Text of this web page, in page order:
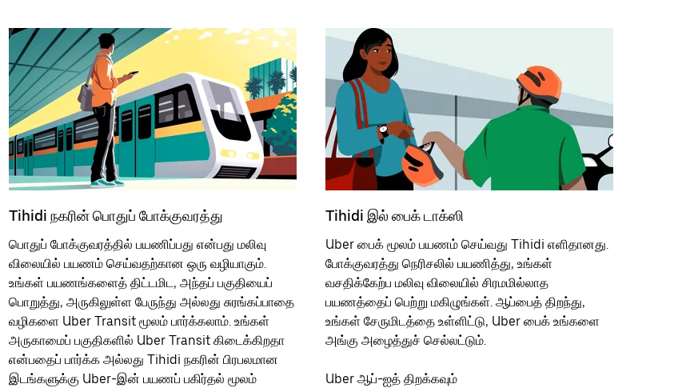
Tihidi நகரின் பொதுப் போக்குவரத்து
பொதுப் போக்குவரத்தில் பயணிப்பது என்பது மலிவு
விலையில் பயணம் செய்வதற்கான ஒரு வழியாகும்.
உங்கள் பயணங்களைத் திட்டமிட, அந்தப் பகுதியைப்
பொறுத்து, அருகிலுள்ள பேருந்து அல்லது சுரங்கப்பாதை
வழிகளை Uber Transit மூலம் பார்க்கலாம். உங்கள்
அருகாமைப் பகுதிகளில் Uber Transit கிடைக்கிறதா
என்பதைப் பார்க்க அல்லது Tihidi நகரின் பிரபலமான
இடங்களுக்கு Uber-இன் பயணப் பகிர்தல் மூலம்
Tihidi இல் பைக் டாக்ஸி
Uber பைக் மூலம் பயணம் செய்வது Tihidi எளிதானது.
போக்குவரத்து நெரிசலில் பயணித்து, உங்கள்
வசதிக்கேற்ப மலிவு விலையில் சிரமமில்லாத
பயணத்தைப் பெற்று மகிழுங்கள். ஆப்பைத் திறந்து,
உங்கள் சேருமிடத்தை உள்ளிட்டு, Uber பைக் உங்களை
அங்கு அழைத்துச் செல்லட்டும்.
Uber ஆப்-ஐத் திறக்கவும்